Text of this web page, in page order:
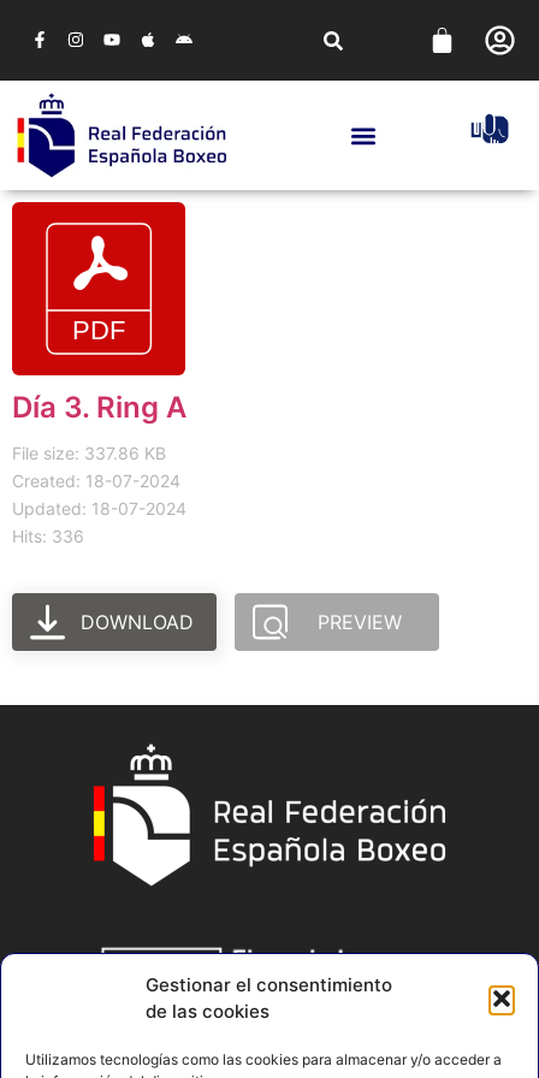
Gestionar el consentimiento
de las cookies
Utilizamos tecnologías como las cookies para almacenar y/o acceder a
Día 3. Ring A
File size: 337.86 KB
Created: 18-07-2024
Updated: 18-07-2024
Hits: 336
DOWNLOAD PREVIEW